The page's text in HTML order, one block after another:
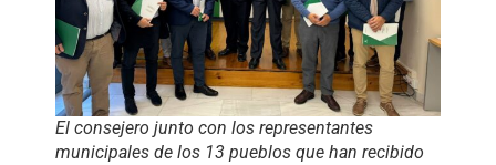
El consejero junto con los representantes
municipales de los 13 pueblos que han recibido